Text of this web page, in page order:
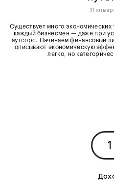
31
Существует много экономических
каждый бизнесмен — даже при
аутсорс. Начинаем финансовый
описывают экономическую
легко, но
1